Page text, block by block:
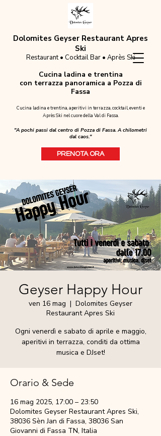
Dolomites Geyser Restaurant Apres
Ski
Restaurant • Cocktail Bar • Après Ski
Cucina ladina e trentina
con terrazza panoramica a Pozza di
Fassa
Cucina ladina e trentina, aperitivi in terrazza, cocktail, eventi e
Après Ski nel cuore della Val di Fassa.
"A pochi passi dal centro di Pozza di Fassa. A chilometri
dal caos."
PRENOTA ORA
Geyser Happy Hour
ven 16 mag
  |
Dolomites Geyser
Restaurant Apres Ski
Ogni venerdì e sabato di aprile e maggio,
aperitivi in terrazza, conditi da ottima
musica e DJset!
Orario & Sede
16 mag 2025, 17:00 – 23:50
Dolomites Geyser Restaurant Apres Ski,
38036 Sèn Jan di Fassa, 38036 San
Giovanni di Fassa TN, Italia